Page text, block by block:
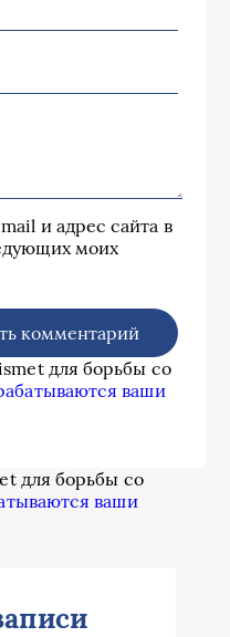
и адрес сайта в
моих
для борьбы со
ваши
для борьбы со
ваши